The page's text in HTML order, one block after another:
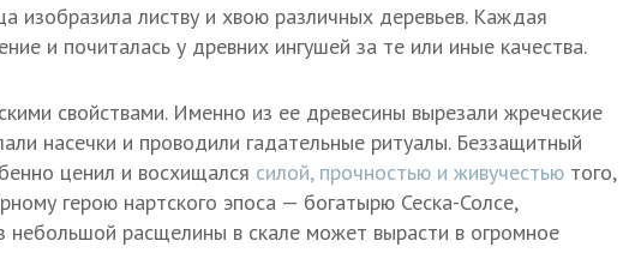
изобразила листву и хвою различных деревьев. Каждая
и почиталась у древних ингушей за те или иные качества.
свойствами. Именно из ее древесины вырезали жреческие
насечки и проводили гадательные ритуалы. Беззащитный
ценил и восхищался силой, прочностью и живучестью того,
герою нартского эпоса — богатырю Сеска-Солсе,
небольшой расщелины в скале может вырасти в огромное